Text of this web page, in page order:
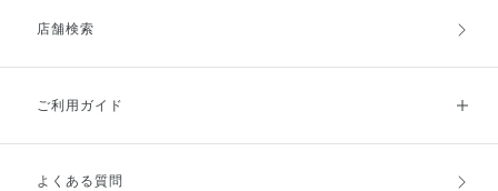
店舗検索
ご利用ガイド
ご利用ガイドトップ
よくある質問